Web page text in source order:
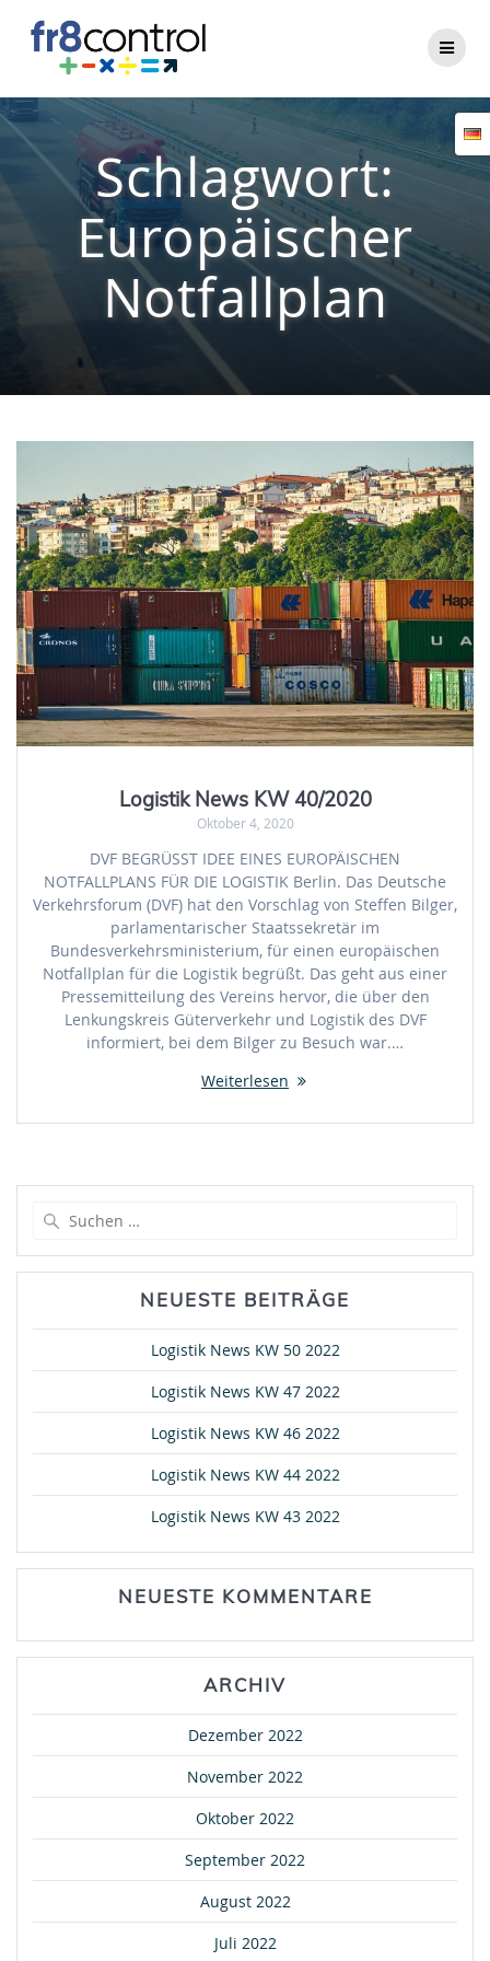
Schlagwort:
Europäischer
Notfallplan
Logistik News KW 40/2020
Oktober 4, 2020
DVF BEGRÜSST IDEE EINES EUROPÄISCHEN
NOTFALLPLANS FÜR DIE LOGISTIK Berlin. Das Deutsche
Verkehrsforum (DVF) hat den Vorschlag von Steffen Bilger,
parlamentarischer Staatssekretär im
Bundesverkehrsministerium, für einen europäischen
Notfallplan für die Logistik begrüßt. Das geht aus einer
Pressemitteilung des Vereins hervor, die über den
Lenkungskreis Güterverkehr und Logistik des DVF
informiert, bei dem Bilger zu Besuch war.…
Weiterlesen
NEUESTE BEITRÄGE
Logistik News KW 50 2022
Logistik News KW 47 2022
Logistik News KW 46 2022
Logistik News KW 44 2022
Logistik News KW 43 2022
NEUESTE KOMMENTARE
ARCHIV
Dezember 2022
November 2022
Oktober 2022
September 2022
August 2022
Juli 2022